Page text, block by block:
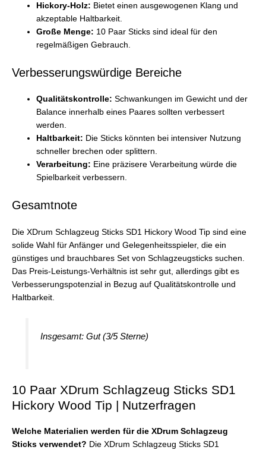
Hickory-Holz: Bietet einen ausgewogenen Klang und
akzeptable Haltbarkeit.
Große Menge: 10 Paar Sticks sind ideal für den
regelmäßigen Gebrauch.
Verbesserungswürdige Bereiche
Qualitätskontrolle: Schwankungen im Gewicht und der
Balance innerhalb eines Paares sollten verbessert
werden.
Haltbarkeit: Die Sticks könnten bei intensiver Nutzung
schneller brechen oder splittern.
Verarbeitung: Eine präzisere Verarbeitung würde die
Spielbarkeit verbessern.
Gesamtnote
Die XDrum Schlagzeug Sticks SD1 Hickory Wood Tip sind eine
solide Wahl für Anfänger und Gelegenheitsspieler, die ein
günstiges und brauchbares Set von Schlagzeugsticks suchen.
Das Preis-Leistungs-Verhältnis ist sehr gut, allerdings gibt es
Verbesserungspotenzial in Bezug auf Qualitätskontrolle und
Haltbarkeit.
Insgesamt: Gut (3/5 Sterne)
10 Paar XDrum Schlagzeug Sticks SD1
Hickory Wood Tip | Nutzerfragen
Welche Materialien werden für die XDrum Schlagzeug
Sticks verwendet? Die XDrum Schlagzeug Sticks SD1